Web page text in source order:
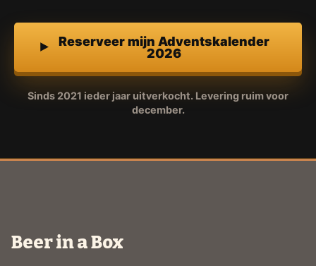
Reserveer mijn Adventskalender
2026
Sinds 2021 ieder jaar uitverkocht. Levering ruim voor
december.
Beer in a Box